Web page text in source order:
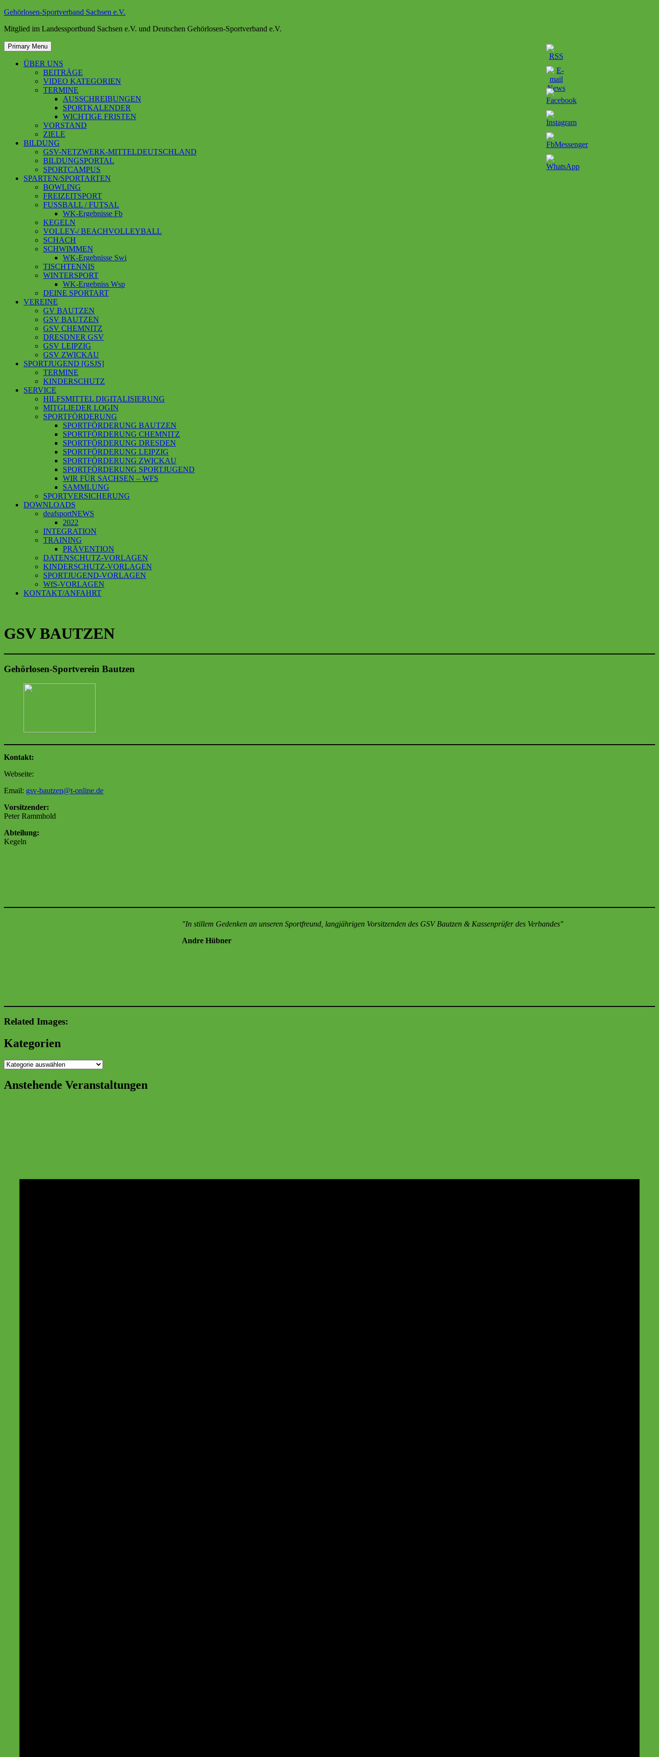
Skip
content
Gehörlosen-Sportverband Sachsen e.V.
Mitglied im Landessportbund Sachsen e.V. und Deutschen Gehörlosen-Sportverband e.V.
Primary Menu
ÜBER UNS
BEITRÄGE
VIDEO KATEGORIEN
TERMINE
AUSSCHREIBUNGEN
SPORTKALENDER
WICHTIGE FRISTEN
VORSTAND
ZIELE
BILDUNG
GSV-NETZWERK-MITTELDEUTSCHLAND
BILDUNGSPORTAL
SPORTCAMPUS
SPARTEN/SPORTARTEN
BOWLING
FREIZEITSPORT
FUSSBALL / FUTSAL
WK-Ergebnisse Fb
KEGELN
VOLLEY-/ BEACHVOLLEYBALL
SCHACH
SCHWIMMEN
WK-Ergebnisse Swi
TISCHTENNIS
WINTERSPORT
WK-Ergebniss Wsp
DEINE SPORTART
VEREINE
GV BAUTZEN
GSV BAUTZEN
GSV CHEMNITZ
DRESDNER GSV
GSV LEIPZIG
GSV ZWICKAU
SPORTJUGEND [GSJS]
TERMINE
KINDERSCHUTZ
SERVICE
HILFSMITTEL DIGITALISIERUNG
MITGLIEDER LOGIN
SPORTFÖRDERUNG
SPORTFÖRDERUNG BAUTZEN
SPORTFÖRDERUNG CHEMNITZ
SPORTFÖRDERUNG DRESDEN
SPORTFÖRDERUNG LEIPZIG
SPORTFÖRDERUNG ZWICKAU
SPORTFÖRDERUNG SPORTJUGEND
WIR FÜR SACHSEN – WFS
SAMMLUNG
SPORTVERSICHERUNG
DOWNLOADS
deafsportNEWS
2022
INTEGRATION
TRAINING
PRÄVENTION
DATENSCHUTZ-VORLAGEN
KINDERSCHUTZ-VORLAGEN
SPORTJUGEND-VORLAGEN
WfS-VORLAGEN
KONTAKT/ANFAHRT
GSV BAUTZEN
Gehörlosen-Sportverein Bautzen
Kontakt:
Webseite:
Email: gsv-bautzen@t-online.de
Vorsitzender:
Peter Rammhold
Abteilung:
Kegeln
"In stillem Gedenken an unseren Sportfreund, langjährigen Vorsitzenden des GSV Bautzen & Kassenprüfer des Verbandes"
Andre Hübner
Related Images:
Kategorien
Kategorien
Anstehende Veranstaltungen